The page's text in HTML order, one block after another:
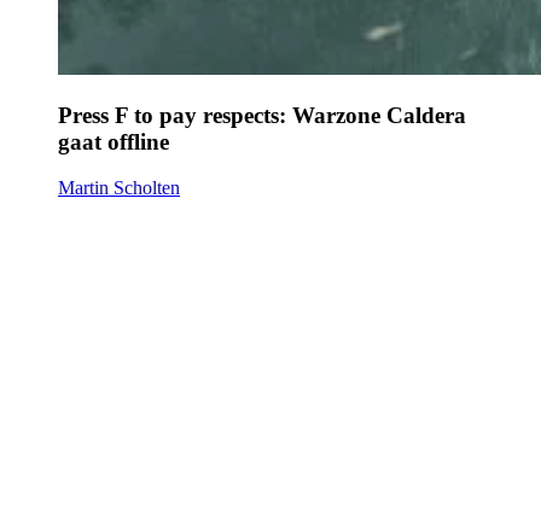
Press F to pay respects: Warzone Caldera
gaat offline
Martin Scholten